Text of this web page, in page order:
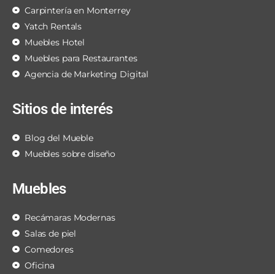
Carpintería en Monterrey
Yatch Rentals
Muebles Hotel
Muebles para Restaurantes
Agencia de Marketing Digital
Sitios de interés
Blog del Mueble
Muebles sobre diseño
Muebles
Recámaras Modernas
Salas de piel
Comedores
Oficina